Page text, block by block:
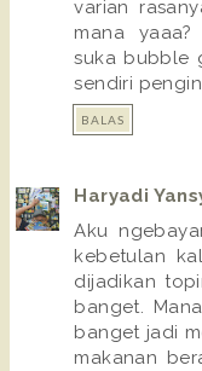
varian
mana
suka bubble
sendiri
BALAS
Haryadi
Aku
kebetulan
dijadikan
banget.
banget jadi
makanan